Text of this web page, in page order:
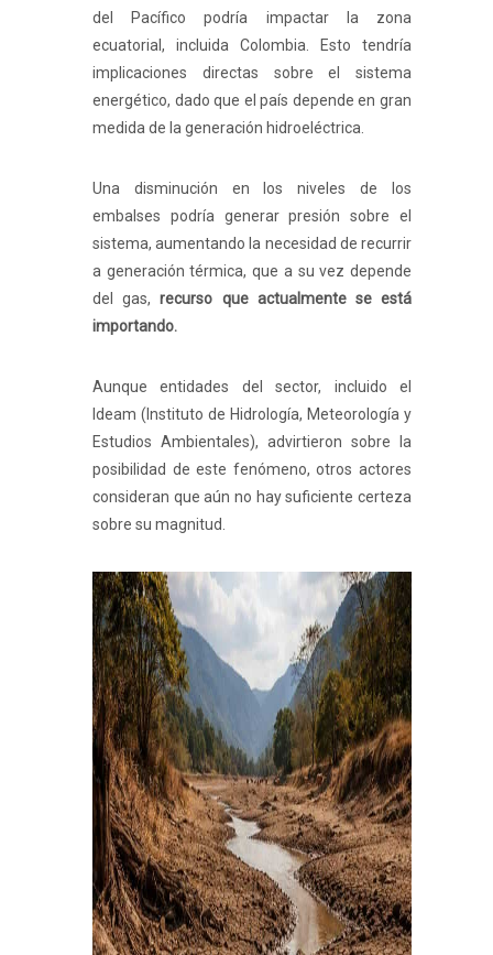
del Pacífico podría impactar la zona
ecuatorial, incluida Colombia. Esto tendría
implicaciones directas sobre el sistema
energético, dado que el país depende en gran
medida de la generación hidroeléctrica.
Una disminución en los niveles de los
embalses podría generar presión sobre el
sistema, aumentando la necesidad de recurrir
a generación térmica, que a su vez depende
del gas, recurso que actualmente se está
importando.
Aunque entidades del sector, incluido el
Ideam (Instituto de Hidrología, Meteorología y
Estudios Ambientales), advirtieron sobre la
posibilidad de este fenómeno, otros actores
consideran que aún no hay suficiente certeza
sobre su magnitud.